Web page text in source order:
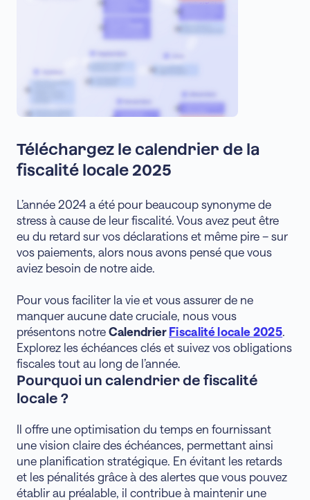
Téléchargez le calendrier de la
fiscalité locale 2025
L’année 2024 a été pour beaucoup synonyme de
stress à cause de leur fiscalité. Vous avez peut être
eu du retard sur vos déclarations et même pire – sur
vos paiements, alors nous avons pensé que vous
aviez besoin de notre aide.
Pour vous faciliter la vie et vous assurer de ne
manquer aucune date cruciale, nous vous
présentons notre Calendrier Fiscalité locale 2025
Explorez les échéances clés et suivez vos obligations
fiscales tout au long de l’année.
Pourquoi un calendrier de fiscalité
locale ?
Il offre une optimisation du temps en fournissant
une vision claire des échéances, permettant ainsi
une planification stratégique. En évitant les retards
et les pénalités grâce à des alertes que vous pouvez
établir au préalable, il contribue à maintenir une